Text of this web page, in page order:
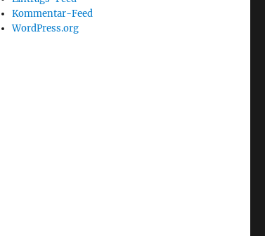
Kommentar-Feed
WordPress.org